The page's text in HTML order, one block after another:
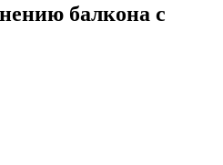
балкона с